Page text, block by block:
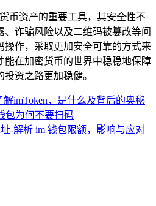
币资产的重要工具，其安全性不
、诈骗风险以及二维码被篡改等问
操作，采取更加安全可靠的方式来
能在加密货币的世界中稳稳地保障
资之路更加稳健。
解imToken，是什么及背后的奥秘
包为何不要扫码
-解析 im 钱包限额，影响与应对